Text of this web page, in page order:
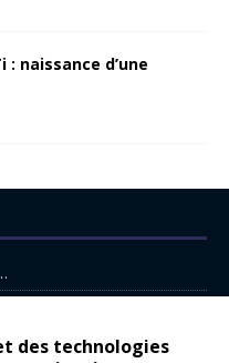
des technologies
: naissance d’une
Citroën